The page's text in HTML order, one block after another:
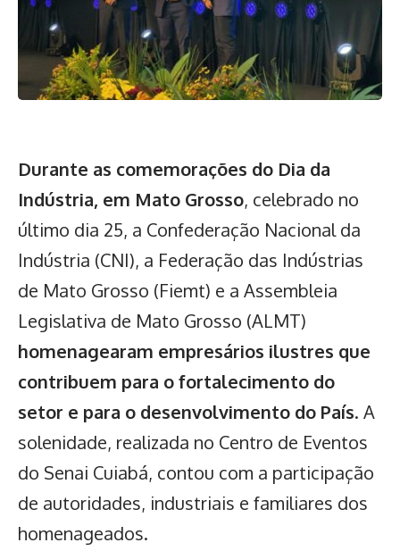
Durante as comemorações do Dia da
Indústria, em Mato Grosso, celebrado no
último dia 25, a Confederação Nacional da
Indústria (CNI), a Federação das Indústrias
de Mato Grosso (Fiemt) e a Assembleia
Legislativa de Mato Grosso (ALMT)
homenagearam empresários ilustres que
contribuem para o fortalecimento do
setor e para o desenvolvimento do País. A
solenidade, realizada no Centro de Eventos
do Senai Cuiabá, contou com a participação
de autoridades, industriais e familiares dos
homenageados.